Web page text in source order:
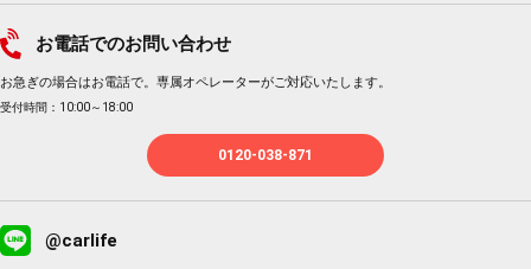
お電話でのお問い合わせ
お急ぎの場合はお電話で。専属オペレーターがご対応いたします。
受付時間：10:00～18:00
0120-038-871
@carlife